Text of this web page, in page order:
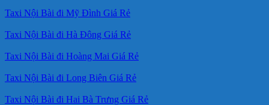
Taxi Nội Bài đi Mỹ Đình Giá Rẻ
Taxi Nội Bài đi Hà Đông Giá Rẻ
Taxi Nội Bài đi Hoàng Mai Giá Rẻ
Taxi Nội Bài đi Long Biên Giá Rẻ
Taxi Nội Bài đi Hai Bà Trưng Giá Rẻ